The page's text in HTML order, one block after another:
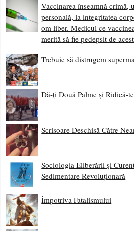
Vaccinarea înseamnă crimă,
personală, la integritatea
om liber. Medicul ce
merită să fie pedepsit de
Trebuie să distrugem
Dă-ți Două Palme și Ridică-te
Scrisoare Deschisă Către
Sociologia Eliberării și
Sedimentare Revoluționară
Împotriva Fatalismului